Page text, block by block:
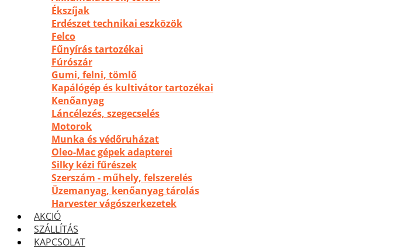
Ékszíjak
Erdészet technikai eszközök
Felco
Fűnyírás tartozékai
Fúrószár
Gumi, felni, tömlő
Kapálógép és kultivátor tartozékai
Kenőanyag
Láncélezés, szegecselés
Motorok
Munka és védőruházat
Oleo-Mac gépek adapterei
Silky kézi fűrészek
Szerszám - műhely, felszerelés
Üzemanyag, kenőanyag tárolás
Harvester vágószerkezetek
AKCIÓ
SZÁLLÍTÁS
KAPCSOLAT